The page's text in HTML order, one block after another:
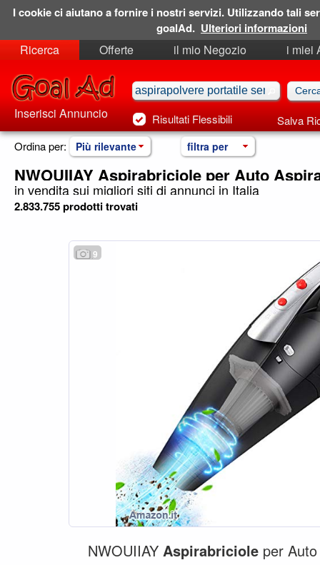
Ricerca Offerte il mio Negozio
i miei
Risultati Flessibili Salva
Inserisci Annuncio
Ordina per: Più rilevante filtra per
NWOUIIAY Aspirabriciole per Auto
in vendita sui migliori siti di annunci in Italia
2.833.755 prodotti trovati
9
NWOUIIAYAspirabriciole per
I cookie ci aiutano a fornire i nostri servizi. Utilizzando tali
goalAd. Ulteriori informazioni